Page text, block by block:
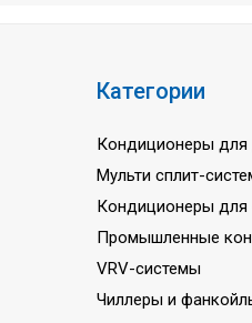
Категории
Кондиционеры
Мульти сплит-
Кондиционеры для
Промышленные
VRV-системы
Чиллеры и